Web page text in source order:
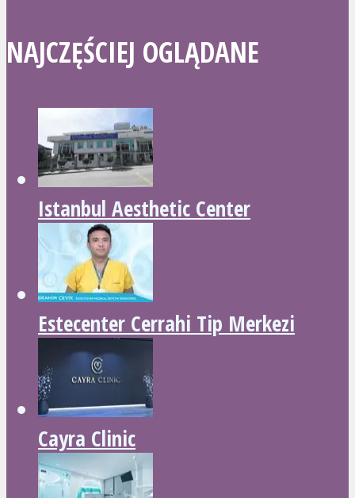
NAJCZĘŚCIEJ OGLĄDANE
Istanbul Aesthetic Center
Estecenter Cerrahi Tip Merkezi
Cayra Clinic